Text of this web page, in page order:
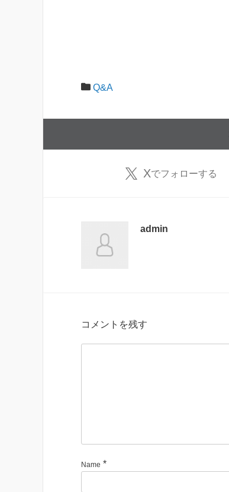
Q&A
Xでフォローする
admin
コメントを残す
Name *